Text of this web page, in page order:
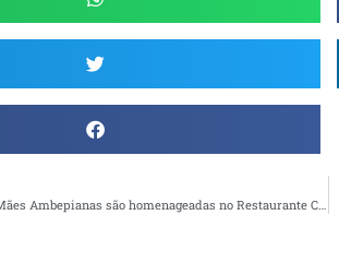
Em Cabedelo (PB), Mães Ambepianas são homenageadas no Restaurante Coelho’s